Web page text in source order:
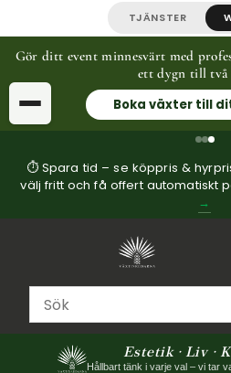
TJÄNSTER
Gör ditt event minnesvärt med
ett dygn till två
Boka växter till
⏱ Spara tid – se köppris &
välj fritt och få offert automatiskt
→
Estetik · Liv ·
Hållbart tänk i varje val – vi tar